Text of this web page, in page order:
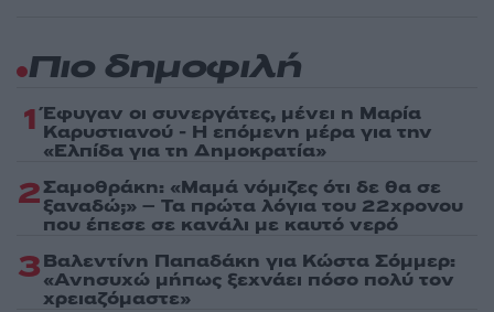
Πιο δημοφιλή
1 Έφυγαν οι συνεργάτες, μένει η Μαρία
Καρυστιανού - Η επόμενη μέρα για την
«Ελπίδα για τη Δημοκρατία»
2Σαμοθράκη: «Μαμά νόμιζες ότι δε θα σε
ξαναδώ;» – Τα πρώτα λόγια του 22χρονου
που έπεσε σε κανάλι με καυτό νερό
3Βαλεντίνη Παπαδάκη για Κώστα Σόμμερ:
«Ανησυχώ μήπως ξεχνάει πόσο πολύ τον
χρειαζόμαστε»